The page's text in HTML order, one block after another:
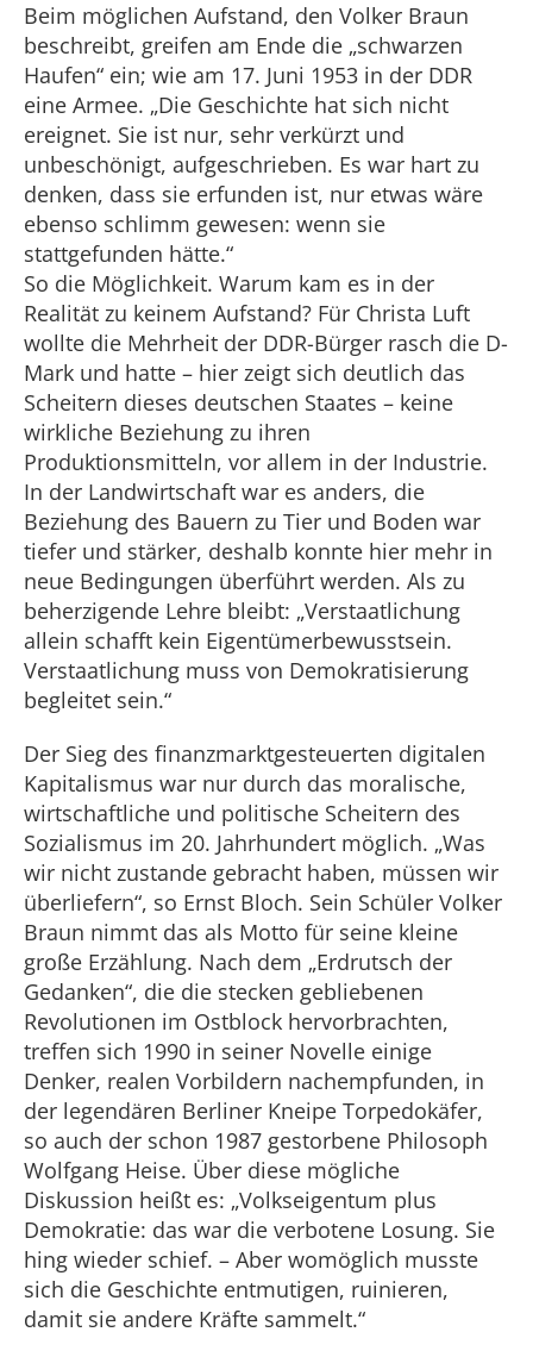
Beim möglichen Aufstand, den Volker Braun
beschreibt, greifen am Ende die „schwarzen
Haufen“ ein; wie am 17. Juni 1953 in der DDR
eine Armee. „Die Geschichte hat sich nicht
ereignet. Sie ist nur, sehr verkürzt und
unbeschönigt, aufgeschrieben. Es war hart zu
denken, dass sie erfunden ist, nur etwas wäre
ebenso schlimm gewesen: wenn sie
stattgefunden hätte.“
So die Möglichkeit. Warum kam es in der
Realität zu keinem Aufstand? Für Christa Luft
wollte die Mehrheit der DDR-Bürger rasch die D-
Mark und hatte – hier zeigt sich deutlich das
Scheitern dieses deutschen Staates – keine
wirkliche Beziehung zu ihren
Produktionsmitteln, vor allem in der Industrie.
In der Landwirtschaft war es anders, die
Beziehung des Bauern zu Tier und Boden war
tiefer und stärker, deshalb konnte hier mehr in
neue Bedingungen überführt werden. Als zu
beherzigende Lehre bleibt: „Verstaatlichung
allein schafft kein Eigentümerbewusstsein.
Verstaatlichung muss von Demokratisierung
begleitet sein.“
Der Sieg des finanzmarktgesteuerten digitalen
Kapitalismus war nur durch das moralische,
wirtschaftliche und politische Scheitern des
Sozialismus im 20. Jahrhundert möglich. „Was
wir nicht zustande gebracht haben, müssen wir
überliefern“, so Ernst Bloch. Sein Schüler Volker
Braun nimmt das als Motto für seine kleine
große Erzählung. Nach dem „Erdrutsch der
Gedanken“, die die stecken gebliebenen
Revolutionen im Ostblock hervorbrachten,
treffen sich 1990 in seiner Novelle einige
Denker, realen Vorbildern nachempfunden, in
der legendären Berliner Kneipe Torpedokäfer,
so auch der schon 1987 gestorbene Philosoph
Wolfgang Heise. Über diese mögliche
Diskussion heißt es: „Volkseigentum plus
Demokratie: das war die verbotene Losung. Sie
hing wieder schief. – Aber womöglich musste
sich die Geschichte entmutigen, ruinieren,
damit sie andere Kräfte sammelt.“